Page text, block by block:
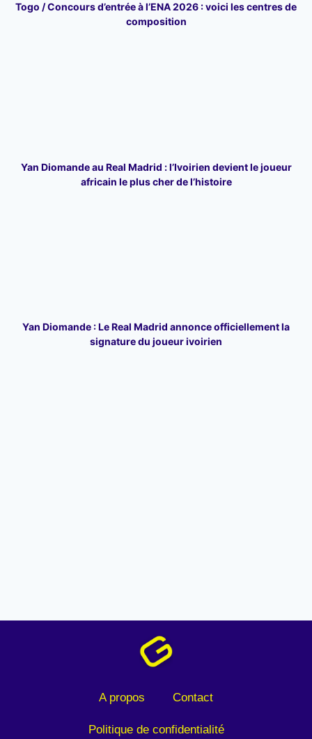
Togo / Concours d’entrée à l’ENA 2026 : voici les centres de
composition
Yan Diomande au Real Madrid : l’Ivoirien devient le joueur
africain le plus cher de l’histoire
Yan Diomande : Le Real Madrid annonce officiellement la
signature du joueur ivoirien
A propos Contact
Politique de confidentialité